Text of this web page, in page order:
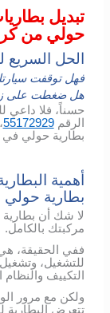
تبديل
حولي من
الحل السريع
فهل توقفت
هل ضغطت على
حسناً، فلا داعي
الرقم55172929
بطارية حولي
أهمية
بطارية حولي
لا شك أن بطارية
مركبتك بالكامل.
ففي الحقيقة،
للتشغيل،
التكييف
ولكن مع مرور
تتعرض البطارية